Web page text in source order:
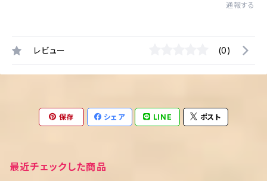
通報する
レビュー (0)
保存 シェア LINE ポスト
最近チェックした商品